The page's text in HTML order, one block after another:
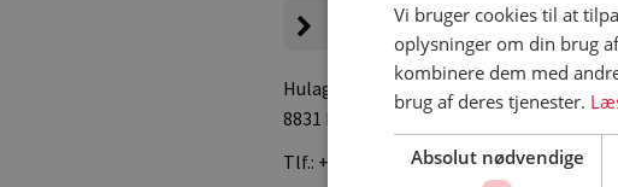
Campingpladsen
Hulager 2
, Hjarbæk
8831 Løgstrup
Tlf.: +45 22131500
Vi bruger cookies til at
oplysninger om din brug
kombinere dem med
brug af deres tjenester.
Absolut nødvendige